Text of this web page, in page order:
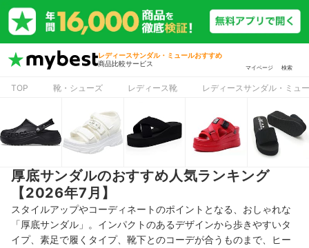
レディースサンダル・ミュールおすすめ
商品比較サービス
マイページ 検索
TOP 靴・シューズ レディース靴 レディースサンダル・ミュ
厚底サンダルのおすすめ人気ランキング
【2026年7月】
スタイルアップやコーディネートのポイントとなる、おしゃれな
「厚底サンダル」。 インパクトのあるデザインから歩きやすいタ
イプ、素足で履くタイプ、靴下とのコーデが合うものまで、ヒー